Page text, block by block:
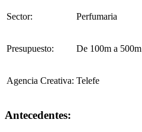
Sector: Perfumaria
Presupuesto: De 100m a 500m
Agencia Creativa: Telefe
Antecedentes: